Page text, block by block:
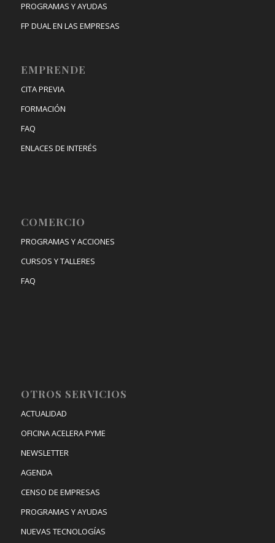
PROGRAMAS Y AYUDAS
FP DUAL EN LAS EMPRESAS
EMPRENDE
CITA PREVIA
FORMACIÓN
FAQ
ENLACES DE INTERÉS
COMERCIO
PROGRAMAS Y ACCIONES
CURSOS Y TALLERES
FAQ
OTROS SERVICIOS
ACTUALIDAD
OFICINA ACELERA PYME
NEWSLETTER
AGENDA
CENSO DE EMPRESAS
PROGRAMAS Y AYUDAS
NUEVAS TECNOLOGÍAS